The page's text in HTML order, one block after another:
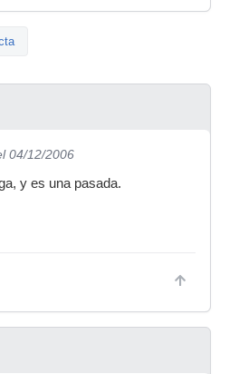
04/12/2006
y es una pasada.